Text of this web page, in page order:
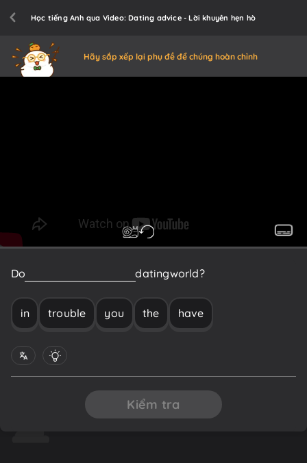
Học tiếng Anh qua Video: Dating advice - Lời khuyên hẹn hò
Hãy sắp xếp lại phụ đề để chúng hoàn chỉnh
Do thedatingworld?
in trouble you the have
Kiểm tra